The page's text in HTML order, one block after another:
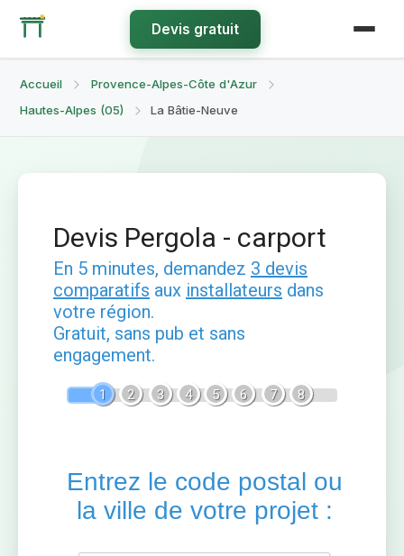
Devis gratuit
Accueil
Provence-Alpes-Côte d'Azur
Hautes-Alpes (05)
La Bâtie-Neuve
Devis Pergola - carport
En 5 minutes, demandez 3 devis
comparatifs aux installateurs dans
votre région.
Gratuit, sans pub et sans
engagement.
1 2 3 4 5 6 7 8
Entrez le code postal ou
la ville de votre projet :